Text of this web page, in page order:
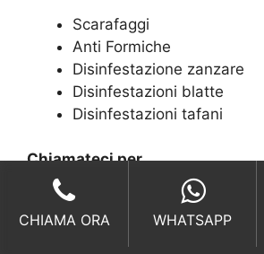
Scarafaggi
Anti Formiche
Disinfestazione zanzare
Disinfestazioni blatte
Disinfestazioni tafani
Chiamateci per
Disinfestazione pulci
Anti blattella germanica
Disinfestazioni mosche
CHIAMA ORA WHATSAPP